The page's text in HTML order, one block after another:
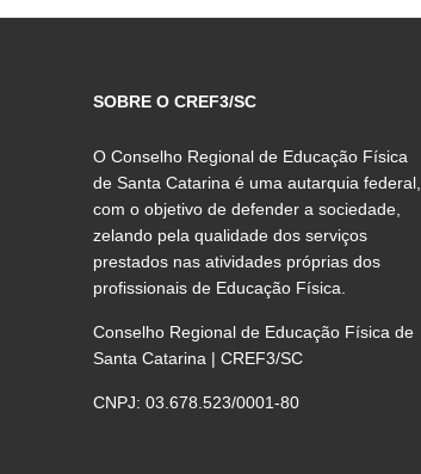
SOBRE O CREF3/SC
O Conselho Regional de Educação Física
de Santa Catarina é uma autarquia federal,
com o objetivo de defender a sociedade,
zelando pela qualidade dos serviços
prestados nas atividades próprias dos
profissionais de Educação Física.
Conselho Regional de Educação Física de
Santa Catarina | CREF3/SC
CNPJ: 03.678.523/0001-80